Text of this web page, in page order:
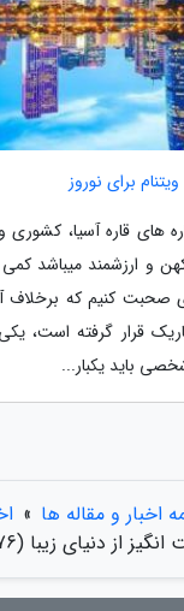
برای نوروز
های قاره آسیا، کشوری
و ارزشمند میباشد
کنیم که برخلاف
قرار گرفته است،
باید یکبار...
اخبار و مقاله ها »
از دنیای زیبا (76)